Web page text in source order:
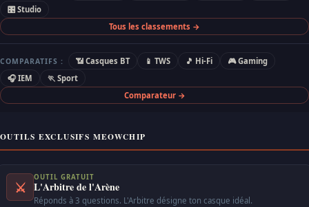
🎛 Studio
Tous les classements →
COMPARATIFS : 📶 Casques BT 📱 TWS 🎵 Hi-Fi
🎮 Gaming
🎧 IEM
🏃 Sport
Comparateur →
OUTILS EXCLUSIFS MEOWCHIP
⚔
OUTIL GRATUIT
L'Arbitre de l'Arène
Réponds à 3 questions. L'Arbitre désigne ton casque idéal.